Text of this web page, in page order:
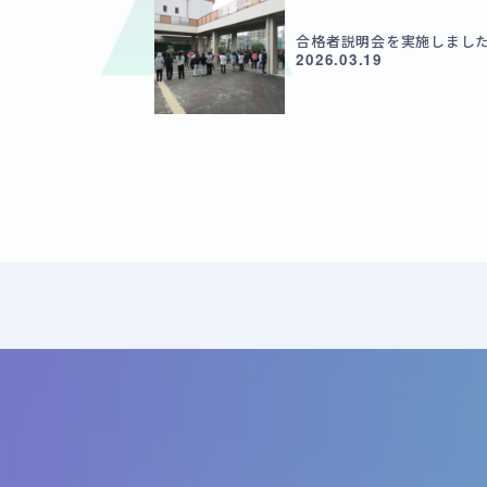
合格者説明会を実施しまし
2026.03.19